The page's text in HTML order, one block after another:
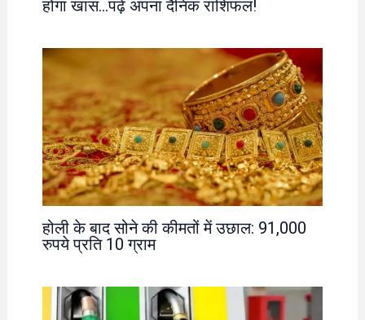
होगा खास…पढ़ें अपना दैनिक राशिफल!
होली के बाद सोने की कीमतों में उछाल: 91,000
रुपये प्रति 10 ग्राम